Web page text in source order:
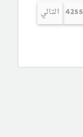
4255 التالي